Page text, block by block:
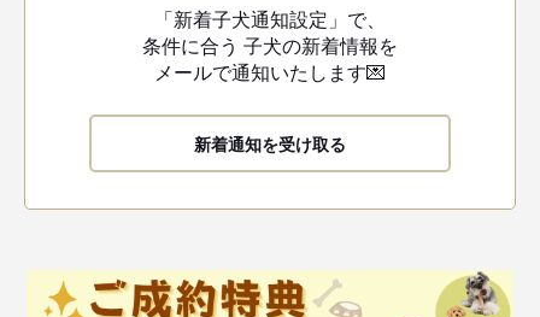
「新着子犬通知設定」で、
条件に合う 子犬の新着情報を
メールで通知いたします💌
新着通知を受け取る